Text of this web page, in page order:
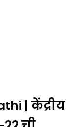
| केंद्रीय